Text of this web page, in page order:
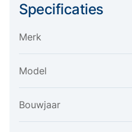
Specificaties
Merk
Model
Bouwjaar